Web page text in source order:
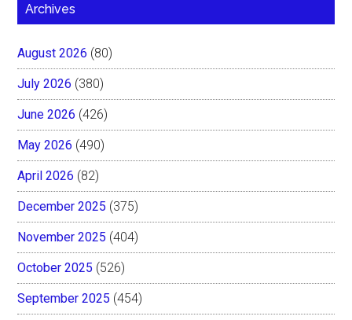
Archives
August 2026 (80)
July 2026 (380)
June 2026 (426)
May 2026 (490)
April 2026 (82)
December 2025 (375)
November 2025 (404)
October 2025 (526)
September 2025 (454)